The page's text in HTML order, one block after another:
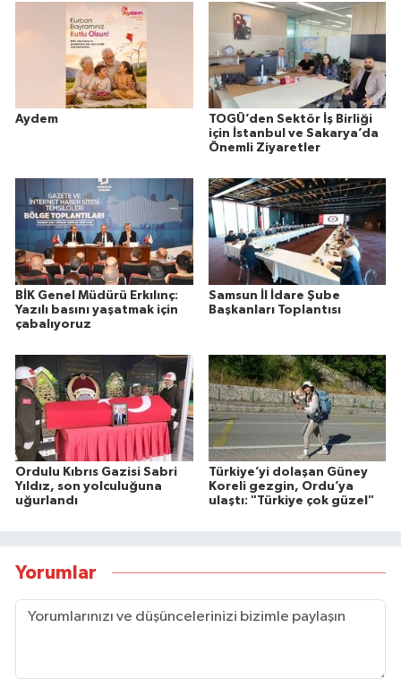
Aydem
TOGÜ’den Sektör İş Birliği
için İstanbul ve Sakarya’da
Önemli Ziyaretler
BİK Genel Müdürü Erkılınç:
Yazılı basını yaşatmak için
çabalıyoruz
Samsun İl İdare Şube
Başkanları Toplantısı
Ordulu Kıbrıs Gazisi Sabri
Yıldız, son yolculuğuna
uğurlandı
Türkiye’yi dolaşan Güney
Koreli gezgin, Ordu’ya
ulaştı: "Türkiye çok güzel"
Yorumlar